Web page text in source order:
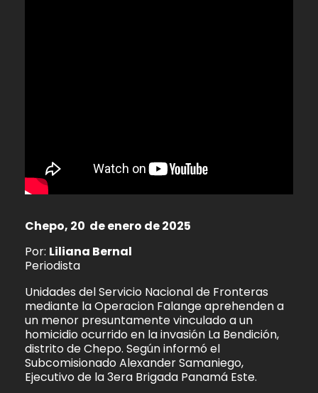
Chepo, 20 de enero de 2025
Por: Liliana Bernal
Periodista
Unidades del Servicio Nacional de Fronteras
mediante la Operacion Falange aprehenden a
un menor presuntamente vinculado a un
homicidio ocurrido en la invasión La Bendición,
distrito de Chepo. Según informó el
Subcomisionado Alexander Samaniego,
Ejecutivo de la 3era Brigada Panamá Este.